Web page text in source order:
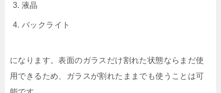
液晶
バックライト
になります。表面のガラスだけ割れた状態ならまだ使
用できるため、ガラスが割れたままでも使うことは可